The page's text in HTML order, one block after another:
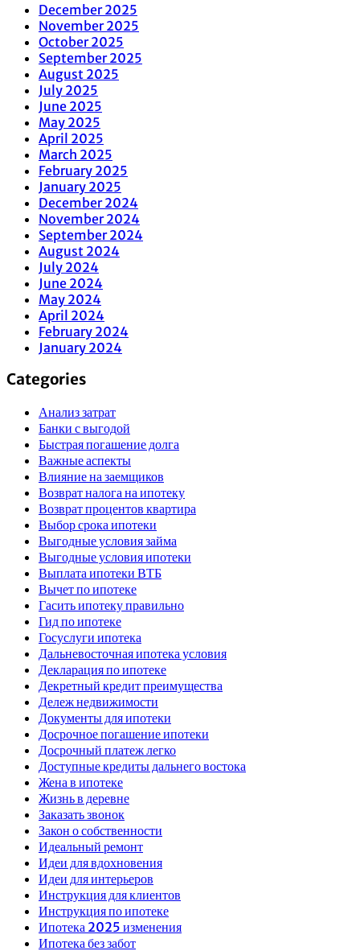
December 2025
November 2025
October 2025
September 2025
August 2025
July 2025
June 2025
May 2025
April 2025
March 2025
February 2025
January 2025
December 2024
November 2024
September 2024
August 2024
July 2024
June 2024
May 2024
April 2024
February 2024
January 2024
Categories
Анализ затрат
Банки с выгодой
Быстрая погашение долга
Важные аспекты
Влияние на заемщиков
Возврат налога на ипотеку
Возврат процентов квартира
Выбор срока ипотеки
Выгодные условия займа
Выгодные условия ипотеки
Выплата ипотеки ВТБ
Вычет по ипотеке
Гасить ипотеку правильно
Гид по ипотеке
Госуслуги ипотека
Дальневосточная ипотека условия
Декларация по ипотеке
Декретный кредит преимущества
Дележ недвижимости
Документы для ипотеки
Досрочное погашение ипотеки
Досрочный платеж легко
Доступные кредиты дальнего востока
Жена в ипотеке
Жизнь в деревне
Заказать звонок
Закон о собственности
Идеальный ремонт
Идеи для вдохновения
Идеи для интерьеров
Инструкция для клиентов
Инструкция по ипотеке
Ипотека 2025 изменения
Ипотека без забот